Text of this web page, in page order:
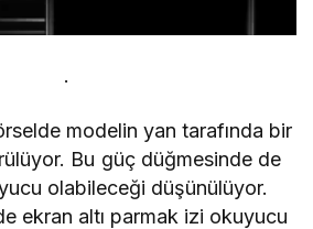
.
modelin yan tarafında bir
Bu güç düğmesinde de
olabileceği düşünülüyor.
ekran altı parmak izi okuyucu